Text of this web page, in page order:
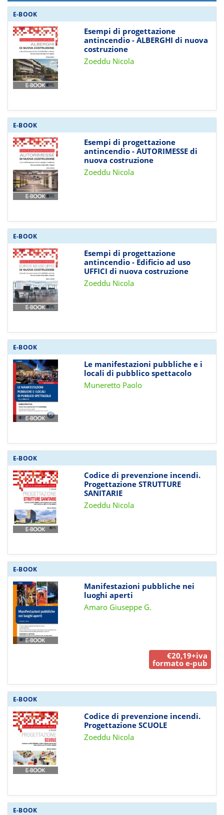
E-BOOK
Esempi di progettazione
antincendio - ALBERGHI di nuova
costruzione
Zoeddu Nicola
E-BOOK
Esempi di progettazione
antincendio - AUTORIMESSE di
nuova costruzione
Zoeddu Nicola
E-BOOK
Esempi di progettazione
antincendio - Edificio ad uso
UFFICI di nuova costruzione
Zoeddu Nicola
E-BOOK
Le manifestazioni pubbliche e i
locali di pubblico spettacolo
Muneretto Paolo
E-BOOK
Codice di prevenzione incendi.
Progettazione STRUTTURE
SANITARIE
Zoeddu Nicola
E-BOOK
Manifestazioni pubbliche nei
luoghi aperti
Amaro Giuseppe G.
€20,19+iva
formato e-pub
E-BOOK
Codice di prevenzione incendi.
Progettazione SCUOLE
Zoeddu Nicola
E-BOOK